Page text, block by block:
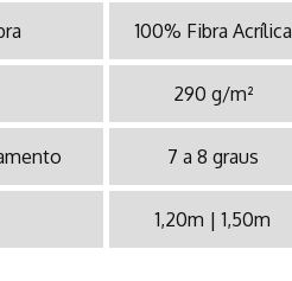
100% Fibra Acrílica
290 g/m²
7 a 8 graus
1,20m | 1,50m